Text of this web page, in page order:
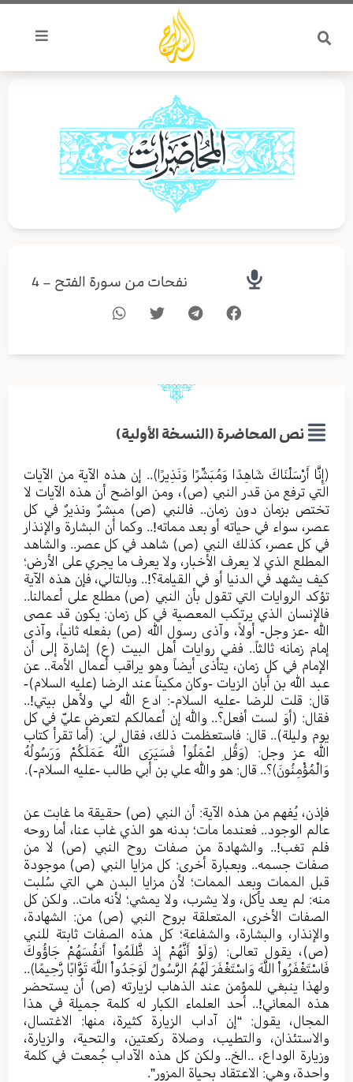
تخطي
المحتوى
نفحات من سورة الفتح – 4
نص المحاضرة (النسخة الأولية)
﴿إِنَّا أَرْسَلْنَاكَ شَاهِدًا وَمُبَشِّرًا وَنَذِيرًا﴾.. إن هذه الآية من الآيات
التي ترفع من قدر النبي (ص)، ومن الواضح أن هذه الآيات لا
تختص بزمان دون زمان.. فالنبي (ص) مبشرٌ ونذيرٌ في كل
عصر، سواء في حياته أو بعد مماته!.. وكما أن البشارة والإنذار
في كل عصر، كذلك النبي (ص) شاهد في كل عصر.. والشاهد
المطلع الذي لا يعرف الأخبار، ولا يعرف ما يجري على الأرض؛
كيف يشهد في الدنيا أو في القيامة؟!.. وبالتالي، فإن هذه الآية
تؤكد الروايات التي تقول بأن النبي (ص) مطلع على أعمالنا..
فالإنسان الذي يرتكب المعصية في كل زمان: يكون قد عصى
الله -عز وجل- أولاً، وآذى رسول الله (ص) بفعله ثانياً، وآذى
إمام زمانه ثالثاً.. ففي روايات أهل البيت (ع) إشارة إلى أن
الإمام في كل زمان، يتأذى أيضاً وهو يراقب أعمال الأمة.. عن
عبد الله بن أبان الزيات -وكان مكيناً عند الرضا (عليه السلام)-
قال: قلت للرضا -عليه السلام-: ادع الله لي ولأهل بيتي!..
فقال: (أوَ لست أفعل؟.. والله إن أعمالكم لتعرض عليّ في كل
يوم وليلة).. قال: فاستعظمت ذلك، فقال لي: (أما تقرأ كتاب
الله عز وجل: ﴿وَقُلِ اعْمَلُواْ فَسَيَرَى اللَّهُ عَمَلَكُمْ وَرَسُولُهُ
وَالْمُؤْمِنُونَ﴾؟.. قال: هو والله علي بن أبي طالب -عليه السلام-).
فإذن، يُفهم من هذه الآية: أن النبي (ص) حقيقة ما غابت عن
عالم الوجود.. فعندما مات؛ بدنه هو الذي غاب عنا، أما روحه
فلم تغب!.. والشهادة من صفات روح النبي (ص) لا من
صفات جسمه.. وبعبارة أخرى: كل مزايا النبي (ص) موجودة
قبل الممات وبعد الممات؛ لأن مزايا البدن هي التي سُلبت
منه: لم يعد يأكل، ولا يشرب، ولا يمشي؛ لأنه مات.. ولكن كل
الصفات الأخرى، المتعلقة بروح النبي (ص) من: الشهادة،
والإنذار، والبشارة، والشفاعة؛ كل هذه الصفات ثابتة للنبي
(ص)، يقول تعالى: ﴿وَلَوْ أَنَّهُمْ إِذ ظَّلَمُواْ أَنفُسَهُمْ جَاؤُوكَ
فَاسْتَغْفَرُواْ اللَّهَ وَاسْتَغْفَرَ لَهُمُ الرَّسُولُ لَوَجَدُواْ اللَّهَ تَوَّابًا رَّحِيمًا﴾..
ولهذا ينبغي للمؤمن عند الذهاب لزيارته (ص) أن يستحضر
هذه المعاني!.. أحد العلماء الكبار له كلمة جميلة في هذا
المجال، يقول: “إن آداب الزيارة كثيرة، منها: الاغتسال،
والاستئذان، والتطيب، وصلاة ركعتين، والتحية، والزيارة،
وزيارة الوداع، ..الخ.. ولكن كل هذه الآداب جُمعت في كلمة
واحدة، وهي: الاعتقاد بحياة المزور”.